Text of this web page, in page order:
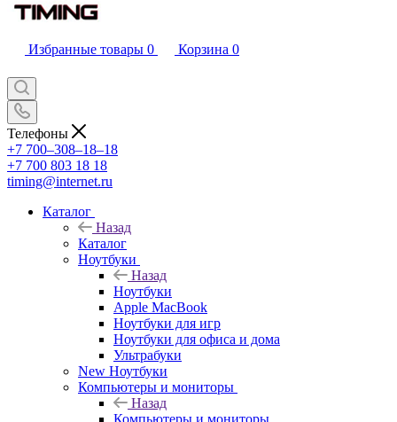
Избранные товары 0 Корзина 0
Телефоны
+7 700‒308‒18‒18
+7 700 803 18 18
timing@internet.ru
Каталог
Назад
Каталог
Ноутбуки
Назад
Ноутбуки
Apple MacBook
Ноутбуки для игр
Ноутбуки для офиса и дома
Ультрабуки
New Ноутбуки
Компьютеры и мониторы
Назад
Компьютеры и мониторы